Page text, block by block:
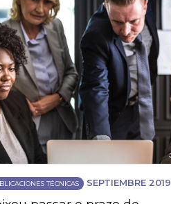
TÉCNICAS SEPTIEMBRE 2019